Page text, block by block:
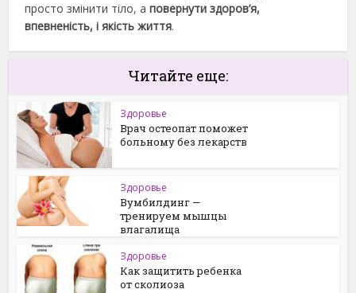
просто змінити тіло, аповернути здоров’я,
впевненість, і якість життя.
Читайте еще:
Здоровье
Врач остеопат поможет
больному без лекарств
Здоровье
Вумбилдинг —
тренируем мышцы
влагалища
Здоровье
Как защитить ребенка
от сколиоза